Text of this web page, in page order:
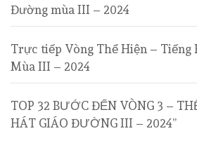
Đường mùa III – 2024
Trực tiếp Vòng Thể Hiện – Tiếng
Mùa III – 2024
TOP 32 BƯỚC ĐẾN VÒNG 3 –
HÁT GIÁO ĐƯỜNG III – 2024”